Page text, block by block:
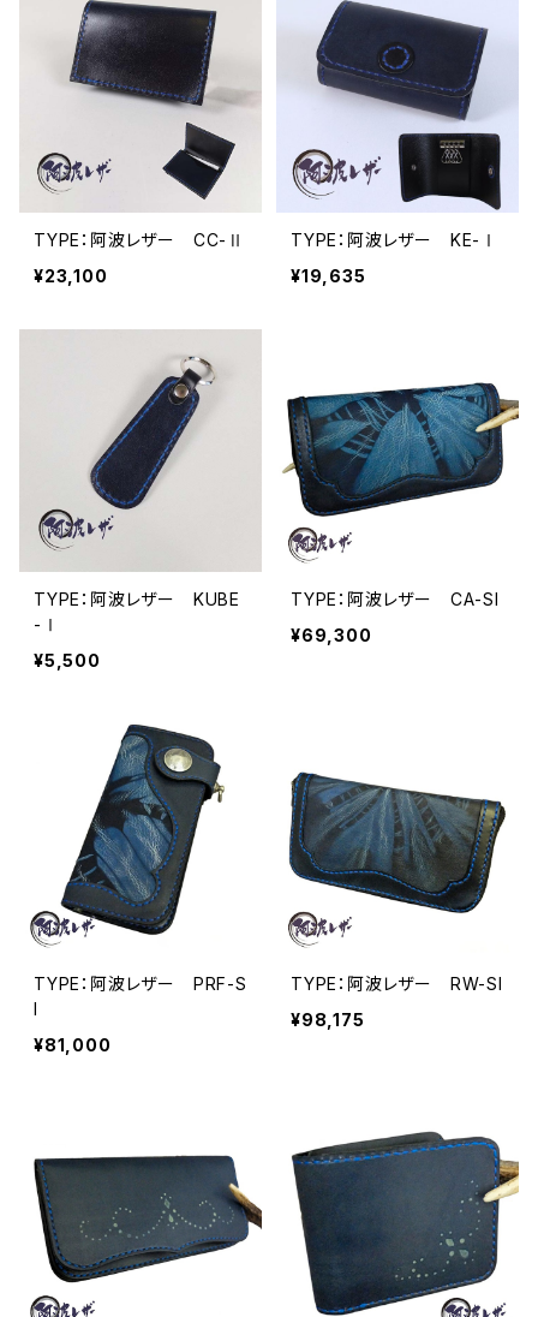
TYPE：阿波レザー CC-Ⅱ
¥23,100
TYPE：阿波レザー KE-Ⅰ
¥19,635
TYPE：阿波レザー KUBE
-Ⅰ
¥5,500
TYPE：阿波レザー CA-SI
¥69,300
TYPE：阿波レザー PRF-S
I
¥81,000
TYPE：阿波レザー RW-SI
¥98,175